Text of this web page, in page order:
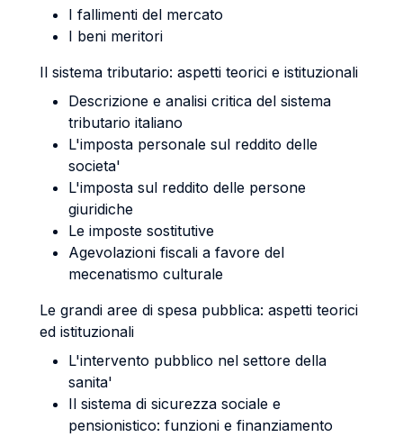
I fallimenti del mercato
I beni meritori
Il sistema tributario: aspetti teorici e istituzionali
Descrizione e analisi critica del sistema
tributario italiano
L'imposta personale sul reddito delle
societa'
L'imposta sul reddito delle persone
giuridiche
Le imposte sostitutive
Agevolazioni fiscali a favore del
mecenatismo culturale
Le grandi aree di spesa pubblica: aspetti teorici
ed istituzionali
L'intervento pubblico nel settore della
sanita'
Il sistema di sicurezza sociale e
pensionistico: funzioni e finanziamento